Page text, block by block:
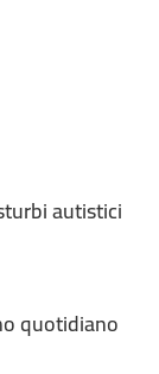
autistici
quotidiano